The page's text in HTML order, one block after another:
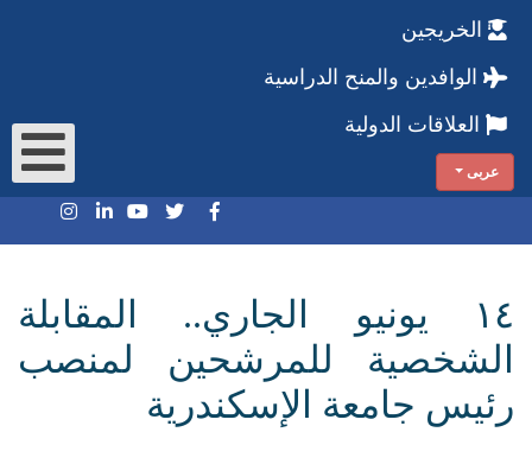
الخريجين
الوافدين والمنح الدراسية
العلاقات الدولية
عربى
١٤ يونيو الجاري.. المقابلة
الشخصية للمرشحين لمنصب
رئيس جامعة الإسكندرية